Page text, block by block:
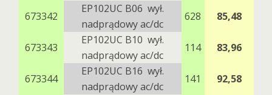
673342
EP102UC B06 wył.
nadprądowy ac/dc
628 85,48
673343
EP102UC B10 wył.
nadprądowy ac/dc
114 83,96
673344
EP102UC B16 wył.
nadprądowy ac/dc
141 92,58